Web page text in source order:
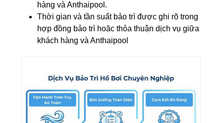
hàng và Anthaipool.
Thời gian và tần suất bảo trì được ghi rõ trong
hợp đồng bảo trì hoặc thỏa thuận dịch vụ giữa
khách hàng và Anthaipool